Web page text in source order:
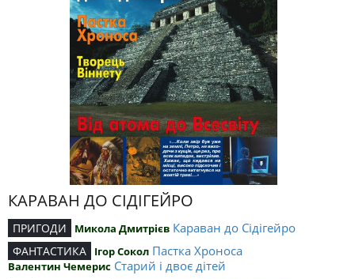
КАРАВАН ДО СІДІГЕЙРО
ПРИГОДИ Микола Дмитрієв Караван до Сідігейро
ФАНТАСТИКА Ігор Сокол Пастка Хроноса
Валентин Чемерис Старий і двоє дітей